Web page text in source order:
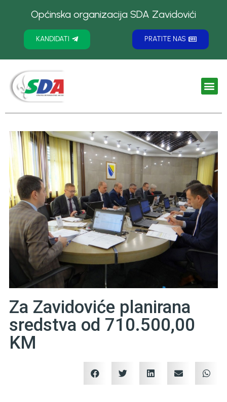
Općinska organizacija SDA Zavidovići
KANDIDATI PRATITE NAS
Za Zavidoviće planirana
sredstva od 710.500,00
KM